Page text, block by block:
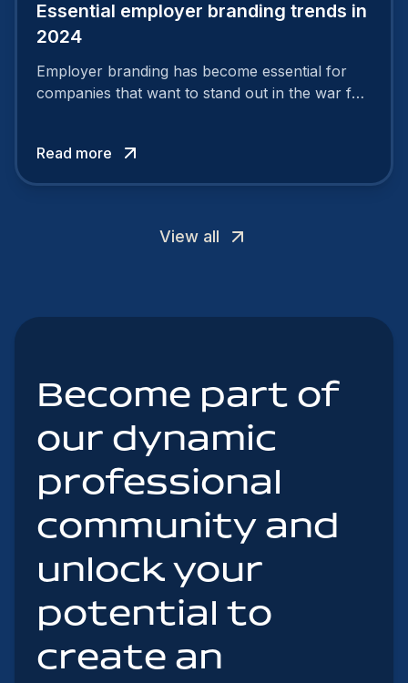
Essential employer branding trends in
2024
Employer branding has become essential for
companies that want to stand out in the war for
attract the best profiles.
Read more
View all
Become part of
our dynamic
professional
community and
unlock your
potential to
create an